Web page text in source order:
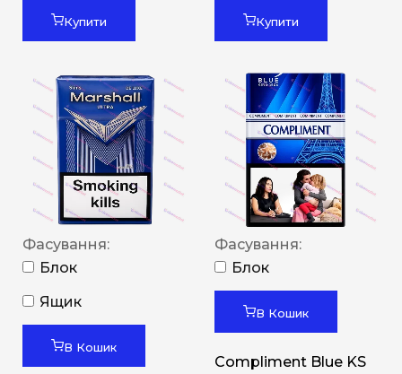
Купити Купити
Фасування:
Блок
Ящик
В Кошик
Фасування:
Блок
В Кошик
Compliment Blue KS